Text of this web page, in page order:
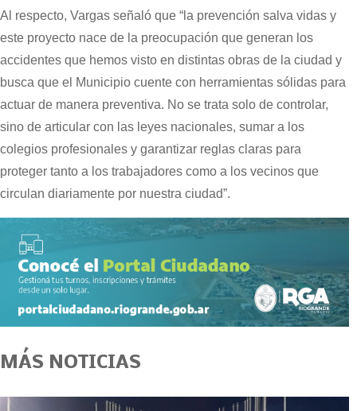
Al respecto, Vargas señaló que “la prevención salva vidas y
este proyecto nace de la preocupación que generan los
accidentes que hemos visto en distintas obras de la ciudad y
busca que el Municipio cuente con herramientas sólidas para
actuar de manera preventiva. No se trata solo de controlar,
sino de articular con las leyes nacionales, sumar a los
colegios profesionales y garantizar reglas claras para
proteger tanto a los trabajadores como a los vecinos que
circulan diariamente por nuestra ciudad”.
MÁS NOTICIAS